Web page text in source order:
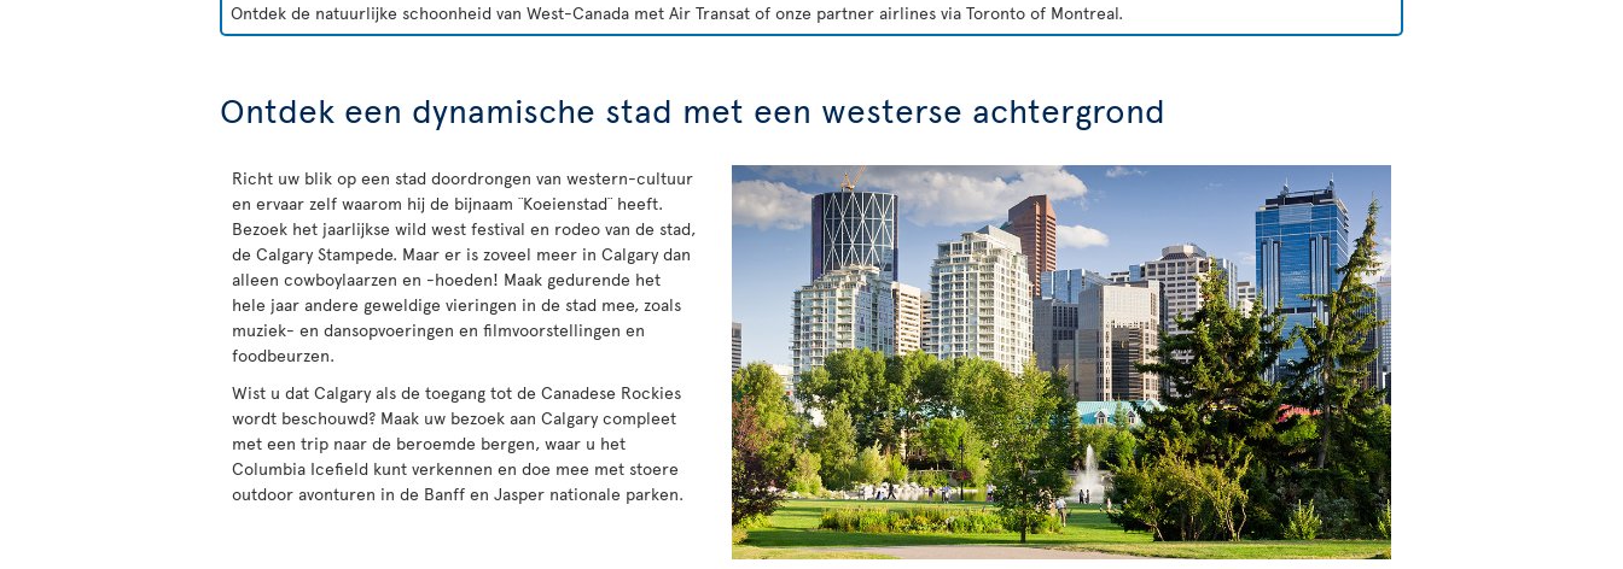
Ontdek de natuurlijke schoonheid van West-Canada met Air Transat of onze partner airlines via Toronto of Montreal.
Ontdek een dynamische stad met een westerse achtergrond
Richt uw blik op een stad doordrongen van western-cultuur
en ervaar zelf waarom hij de bijnaam ¨Koeienstad¨ heeft.
Bezoek het jaarlijkse wild west festival en rodeo van de stad,
de Calgary Stampede. Maar er is zoveel meer in Calgary dan
alleen cowboylaarzen en -hoeden! Maak gedurende het
hele jaar andere geweldige vieringen in de stad mee, zoals
muziek- en dansopvoeringen en filmvoorstellingen en
foodbeurzen.
Wist u dat Calgary als de toegang tot de Canadese Rockies
wordt beschouwd? Maak uw bezoek aan Calgary compleet
met een trip naar de beroemde bergen, waar u het
Columbia Icefield kunt verkennen en doe mee met stoere
outdoor avonturen in de Banff en Jasper nationale parken.